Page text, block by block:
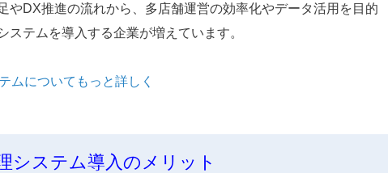
やDX推進の流れから、多店舗運営の効率化やデータ活用を目的
ステムを導入する企業が増えています。
ムについてもっと詳しく
システム導入のメリット